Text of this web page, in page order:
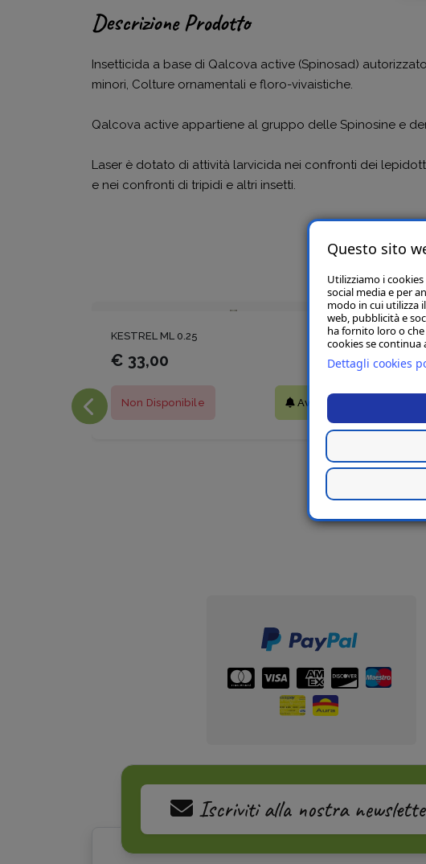
Descrizione Prodotto
Insetticida a base di Qalcova active (Spinosad)
minori, Colture ornamentali e floro-vivaistiche.
Qalcova active appartiene al gruppo delle Spinosine e
Laser è dotato di attività larvicida nei confronti dei
e nei confronti di tripidi e altri insetti.
KESTREL ML 0.25
€ 33,00
Non Disponibile Avvisami
Iscriviti alla nostra
Questo sito
Utilizziamo i
social media e per
modo in cui utilizza
web, pubblicità e
ha fornito loro o
cookies se continua
Dettagli cookies